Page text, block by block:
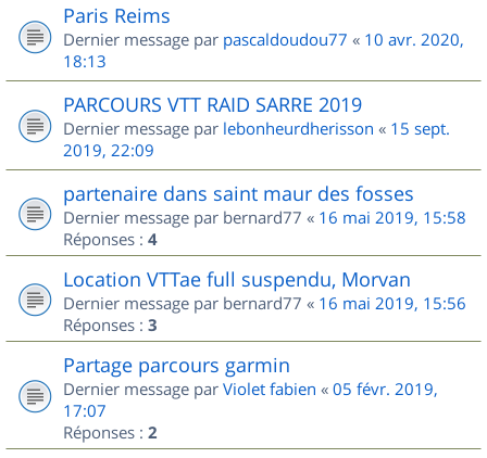
Paris Reims
Dernier message par pascaldoudou77 « 10 avr. 2020,
18:13
PARCOURS VTT RAID SARRE 2019
Dernier message par lebonheurdherisson « 15 sept.
2019, 22:09
partenaire dans saint maur des fosses
Dernier message par bernard77 « 16 mai 2019, 15:58
Réponses : 4
Location VTTae full suspendu, Morvan
Dernier message par bernard77 « 16 mai 2019, 15:56
Réponses : 3
Partage parcours garmin
Dernier message par Violet fabien « 05 févr. 2019,
17:07
Réponses : 2